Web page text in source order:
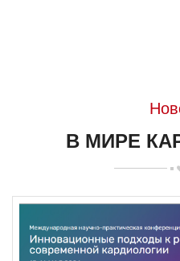
В МИРЕ